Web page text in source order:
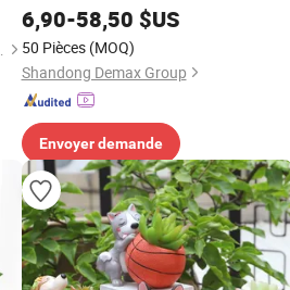
Store
Artificielle de Bureau
6,90-58,50 $US
50 Pièces (MOQ)
Shandong Demax Group
Envoyer demande